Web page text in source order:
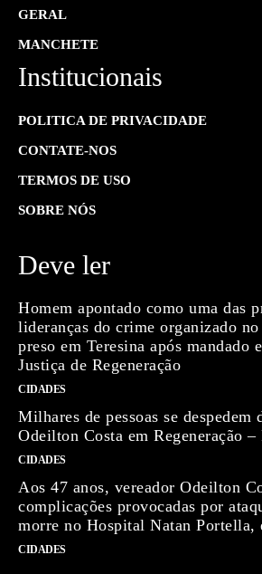
GERAL
MANCHETE
Institucionais
POLITICA DE PRIVACIDADE
CONTATE-NOS
TERMOS DE USO
SOBRE NÓS
Deve ler
Homem apontado como uma das
lideranças do crime organizado
preso em Teresina após mandado
Justiça de Regeneração
CIDADES
Milhares de pessoas se despedem
Odeilton Costa em Regeneração –
CIDADES
Aos 47 anos, vereador Odeilton
complicações provocadas por
morre no Hospital Natan Portella,
CIDADES